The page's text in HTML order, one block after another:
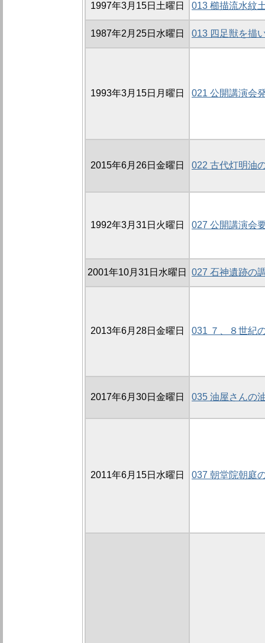
1997年3月15日土曜日 013 櫛描流水紋
1987年2月25日水曜日 013 四足獣を描
1993年3月15日月曜日 021 公開講演会
2015年6月26日金曜日 022 古代灯明油
1992年3月31日火曜日 027 公開講演会
2001年10月31日水曜日 027 石神遺跡の
2013年6月28日金曜日 031 ７、８世紀
2017年6月30日金曜日 035 油屋さんの
2011年6月15日水曜日 037 朝堂院朝庭